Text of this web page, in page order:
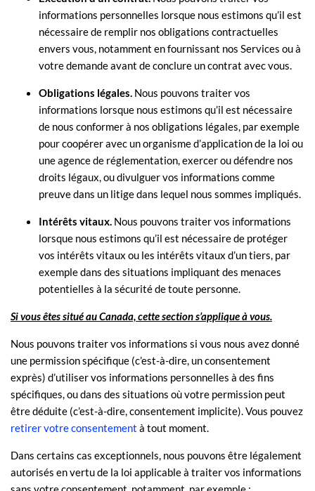
informations personnelles lorsque nous estimons qu’il est
nécessaire de remplir nos obligations contractuelles
envers vous, notamment en fournissant nos Services ou à
votre demande avant de conclure un contrat avec vous.
Obligations légales. Nous pouvons traiter vos
informations lorsque nous estimons qu’il est nécessaire
de nous conformer à nos obligations légales, par exemple
pour coopérer avec un organisme d’application de la loi ou
une agence de réglementation, exercer ou défendre nos
droits légaux, ou divulguer vos informations comme
preuve dans un litige dans lequel nous sommes impliqués.
Intérêts vitaux. Nous pouvons traiter vos informations
lorsque nous estimons qu’il est nécessaire de protéger
vos intérêts vitaux ou les intérêts vitaux d’un tiers, par
exemple dans des situations impliquant des menaces
potentielles à la sécurité de toute personne.
Si vous êtes situé au Canada, cette section s’applique à vous.
Nous pouvons traiter vos informations si vous nous avez donné
une permission spécifique (c’est-à-dire, un consentement
exprès) d’utiliser vos informations personnelles à des fins
spécifiques, ou dans des situations où votre permission peut
être déduite (c’est-à-dire,consentement implicite). Vous pouvez
retirer votre consentement à tout moment.
Dans certains cas exceptionnels, nous pouvons être légalement
autorisés en vertu de la loi applicable à traiter vos informations